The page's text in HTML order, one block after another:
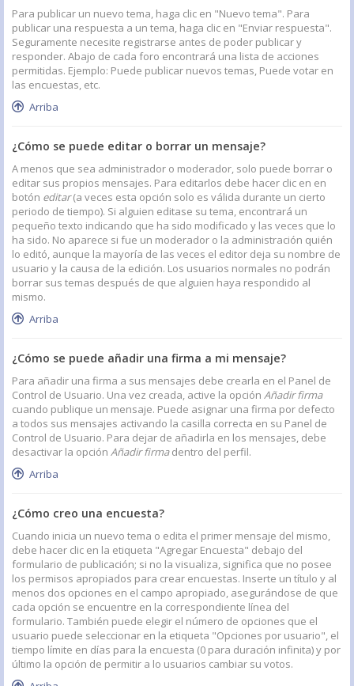
Para publicar un nuevo tema, haga clic en "Nuevo tema". Para
publicar una respuesta a un tema, haga clic en "Enviar respuesta".
Seguramente necesite registrarse antes de poder publicar y
responder. Abajo de cada foro encontrará una lista de acciones
permitidas. Ejemplo: Puede publicar nuevos temas, Puede votar en
las encuestas, etc.
Arriba
¿Cómo se puede editar o borrar un mensaje?
A menos que sea administrador o moderador, solo puede borrar o
editar sus propios mensajes. Para editarlos debe hacer clic en en
botón editar(a veces esta opción solo es válida durante un cierto
periodo de tiempo). Si alguien editase su tema, encontrará un
pequeño texto indicando que ha sido modificado y las veces que lo
ha sido. No aparece si fue un moderador o la administración quién
lo editó, aunque la mayoría de las veces el editor deja su nombre de
usuario y la causa de la edición. Los usuarios normales no podrán
borrar sus temas después de que alguien haya respondido al
mismo.
Arriba
¿Cómo se puede añadir una firma a mi mensaje?
Para añadir una firma a sus mensajes debe crearla en el Panel de
Control de Usuario. Una vez creada, active la opción Añadir firma
cuando publique un mensaje. Puede asignar una firma por defecto
a todos sus mensajes activando la casilla correcta en su Panel de
Control de Usuario. Para dejar de añadirla en los mensajes, debe
desactivar la opción Añadir firmadentro del perfil.
Arriba
¿Cómo creo una encuesta?
Cuando inicia un nuevo tema o edita el primer mensaje del mismo,
debe hacer clic en la etiqueta "Agregar Encuesta" debajo del
formulario de publicación; si no la visualiza, significa que no posee
los permisos apropiados para crear encuestas. Inserte un título y al
menos dos opciones en el campo apropiado, asegurándose de que
cada opción se encuentre en la correspondiente línea del
formulario. También puede elegir el número de opciones que el
usuario puede seleccionar en la etiqueta "Opciones por usuario", el
tiempo límite en días para la encuesta (0 para duración infinita) y por
último la opción de permitir a lo usuarios cambiar su votos.